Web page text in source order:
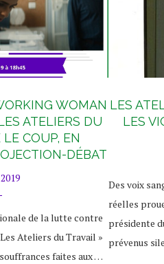
WOMAN
ATELIERS DU
COUP, EN
DÉBAT
de la lutte contre
Ateliers du Travail »
faites aux …
LES
LES
Des voix
réelles
présidente
prévenus